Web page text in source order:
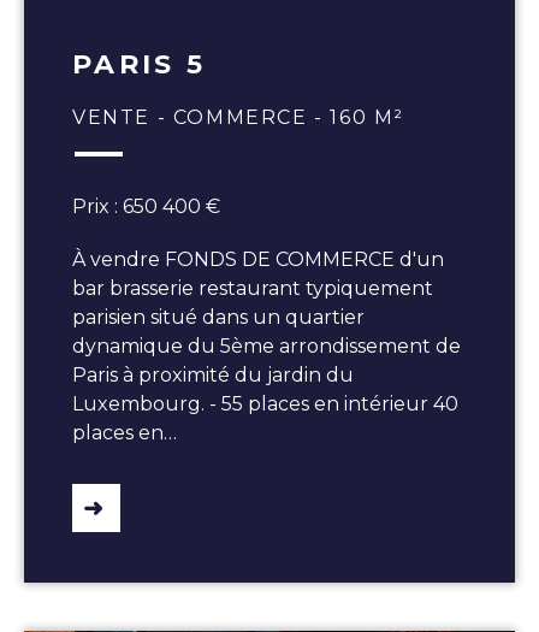
PARIS 5
VENTE - COMMERCE - 160 M²
Prix : 650 400 €
À vendre FONDS DE COMMERCE d'un
bar brasserie restaurant typiquement
parisien situé dans un quartier
dynamique du 5ème arrondissement de
Paris à proximité du jardin du
Luxembourg. - 55 places en intérieur 40
places en…